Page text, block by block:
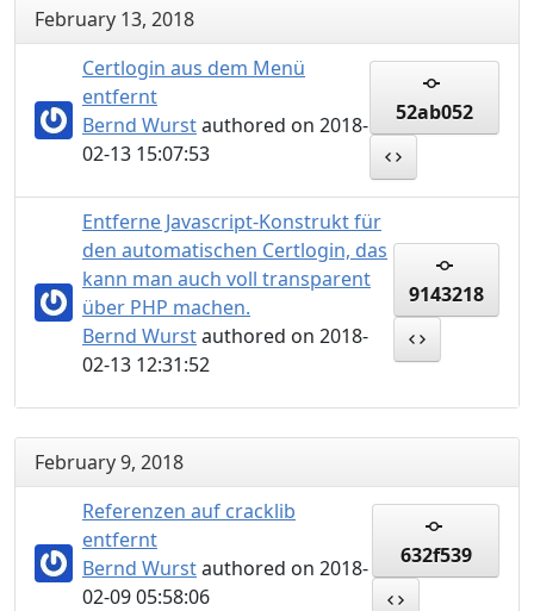
February 13, 2018
Certlogin aus dem Menü
entfernt
Bernd Wurstauthored on 2018-
02-13 15:07:53
52ab052
Entferne Javascript-Konstrukt für
den automatischen Certlogin, das
kann man auch voll transparent
über PHP machen.
Bernd Wurstauthored on 2018-
02-13 12:31:52
9143218
February 9, 2018
Referenzen auf cracklib
entfernt
Bernd Wurstauthored on 2018-
02-09 05:58:06
632f539